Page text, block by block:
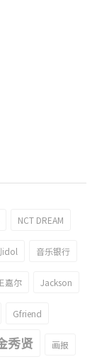
NCT DREAM
idol 音乐银行
嘉尔 Jackson
Gfriend
秀贤 画报